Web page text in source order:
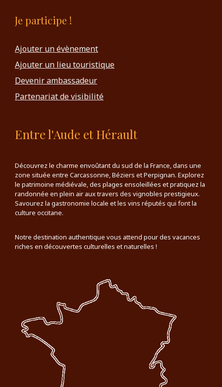
Je participe !
Ajouter un évènement
Ajouter un lieu touristique
Devenir ambassadeur
Partenariat de visibilité
Entre l'Aude et Hérault
Découvrez le charme envoûtant du sud de la France, dans une
zone située entre Carcassonne, Béziers et Perpignan. Explorez
le patrimoine médiévale, des plages ensoleillées et pratiquez la
randonnée en plein air aux travers des vignobles prestigieux.
Savourez la gastronomie locale et les vins réputés qui font la
culture occitane.
Notre destination authentique vous attend pour des vacances
riches en découvertes culturelles et naturelles !